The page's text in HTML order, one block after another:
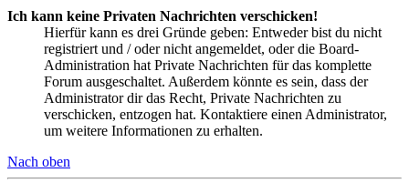
Ich kann keine Privaten Nachrichten verschicken!
Hierfür kann es drei Gründe geben: Entweder bist du nicht
registriert und / oder nicht angemeldet, oder die Board-
Administration hat Private Nachrichten für das komplette
Forum ausgeschaltet. Außerdem könnte es sein, dass der
Administrator dir das Recht, Private Nachrichten zu
verschicken, entzogen hat. Kontaktiere einen Administrator,
um weitere Informationen zu erhalten.
Nach oben